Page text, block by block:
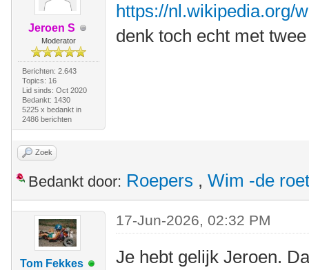
Jeroen S
Moderator
Berichten: 2.643
Topics: 16
Lid sinds: Oct 2020
Bedankt: 1430
5225 x bedankt in
2486 berichten
https://nl.wikipedia.org/
denk toch echt met
Zoek
Bedankt door: Roepers , Wim -de
Tom Fekkes
17-Jun-2026, 02:32 PM
Je hebt gelijk Jeroen.